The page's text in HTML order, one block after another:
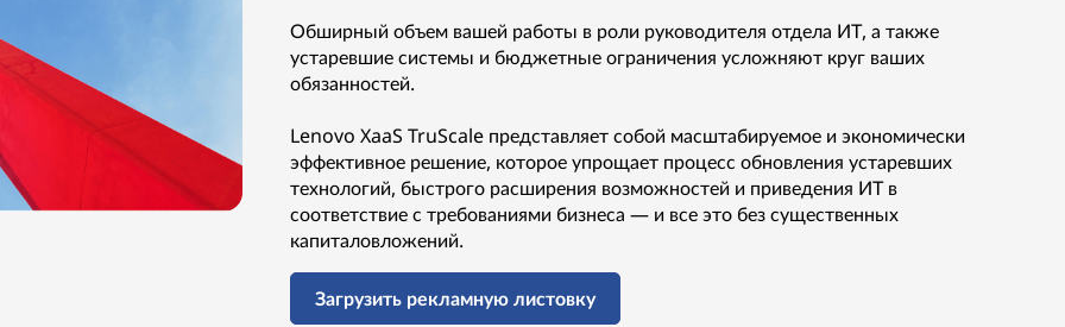
Обширный объем вашей работы в роли руководителя отдела ИТ, а также
устаревшие системы и бюджетные ограничения усложняют круг ваших
обязанностей.
Lenovo XaaS TruScale представляет собой масштабируемое и экономически
эффективное решение, которое упрощает процесс обновления устаревших
технологий, быстрого расширения возможностей и приведения ИТ в
соответствие с требованиями бизнеса — и все это без существенных
капиталовложений.
Загрузить рекламную листовку